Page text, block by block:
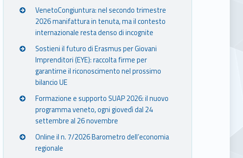
VenetoCongiuntura: nel secondo trimestre
2026 manifattura in tenuta, ma il contesto
internazionale resta denso di incognite
Sostieni il futuro di Erasmus per Giovani
Imprenditori (EYE): raccolta firme per
garantirne il riconoscimento nel prossimo
bilancio UE
Formazione e supporto SUAP 2026: il nuovo
programma veneto, ogni giovedì dal 24
settembre al 26 novembre
Online il n. 7/2026 Barometro dell’economia
regionale